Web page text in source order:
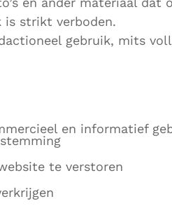
is strikt verboden.
gebruik, mits
en informatief
te verstoren